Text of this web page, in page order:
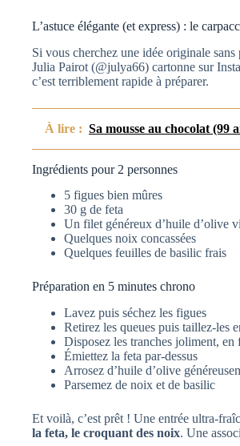
L’astuce élégante (et express) : le
Si vous cherchez une idée originale sans
Julia Pairot (@julya66) cartonne sur
c’est terriblement rapide à préparer.
À lire : Sa mousse au chocolat (99
Ingrédients pour 2 personnes
5 figues bien mûres
30 g de feta
Un filet généreux d’huile d’olive
Quelques noix concassées
Quelques feuilles de basilic frais
Préparation en 5 minutes chrono
Lavez puis séchez les figues
Retirez les queues puis taillez-les
Disposez les tranches joliment, en
Émiettez la feta par-dessus
Arrosez d’huile d’olive
Parsemez de noix et de basilic
Et voilà, c’est prêt ! Une entrée ultra-
la feta, le croquant des noix. Une